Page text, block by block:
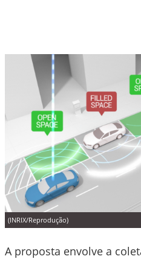
(INRIX/Reprodução)
A proposta envolve a